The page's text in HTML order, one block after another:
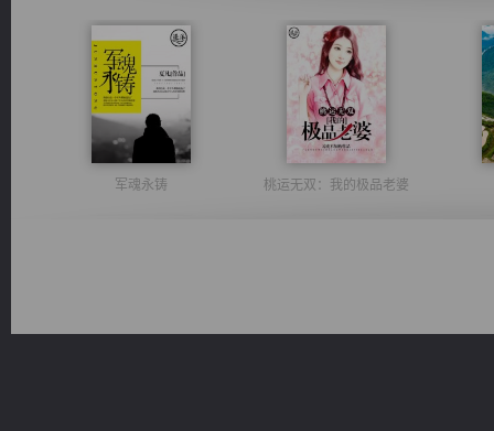
军魂永铸 桃运无双：我的极品老婆